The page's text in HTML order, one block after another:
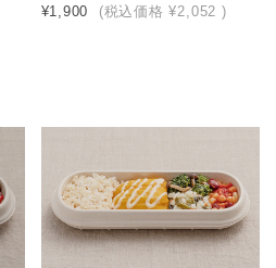
¥1,900 (税込価格 ¥2,052 )